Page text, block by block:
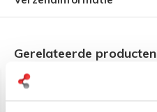
Gerelateerde producten